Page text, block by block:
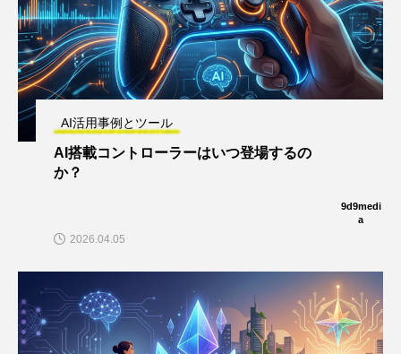
AI活用事例とツール
AI搭載コントローラーはいつ登場するの
か？
9d9medi
a
2026.04.05